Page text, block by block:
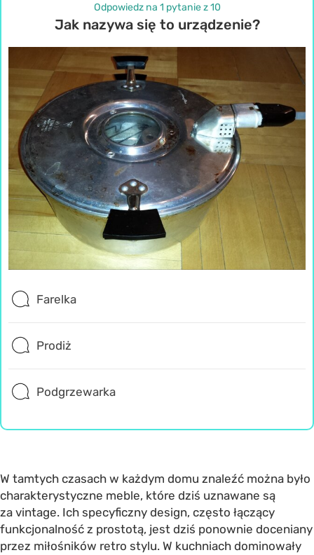
Odpowiedz na 1 pytanie z 10
Jak nazywa się to urządzenie?
Farelka
Prodiż
Podgrzewarka
W tamtych czasach w każdym domu znaleźć można było
charakterystyczne meble, które dziś uznawane są
za vintage. Ich specyficzny design, często łączący
funkcjonalność z prostotą, jest dziś ponownie doceniany
przez miłośników retro stylu. W kuchniach dominowały